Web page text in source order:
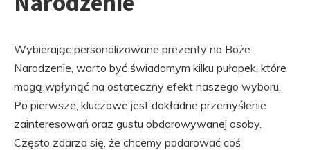
Wybierając personalizowane prezenty na Boże
Narodzenie, warto być świadomym kilku pułapek, które
mogą wpłynąć na ostateczny efekt naszego wyboru.
Po pierwsze, kluczowe jest dokładne przemyślenie
zainteresowań oraz gustu obdarowywanej osoby.
Często zdarza się, że chcemy podarować coś